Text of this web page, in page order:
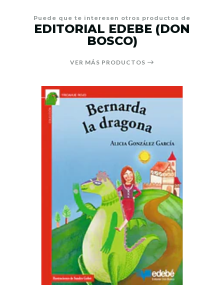
Puede que te interesen otros productos de
EDITORIAL EDEBE (DON
BOSCO)
VER MÁS PRODUCTOS